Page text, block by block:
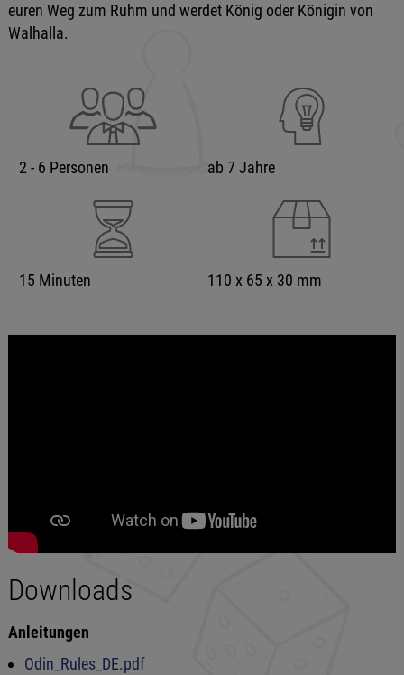
euren Weg zum Ruhm und werdet König oder Königin von
Walhalla.
2 - 6 Personen ab 7 Jahre
15 Minuten 110 x 65 x 30 mm
Downloads
Anleitungen
Odin_Rules_DE.pdf